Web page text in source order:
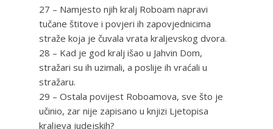
27 – Namjesto njih kralj Roboam napravi
tučane štitove i povjeri ih zapovjednicima
straže koja je čuvala vrata kraljevskog dvora.
28 – Kad je god kralj išao u Jahvin Dom,
stražari su ih uzimali, a poslije ih vraćali u
stražaru.
29 – Ostala povijest Roboamova, sve što je
učinio, zar nije zapisano u knjizi Ljetopisa
kraljeva judejskih?